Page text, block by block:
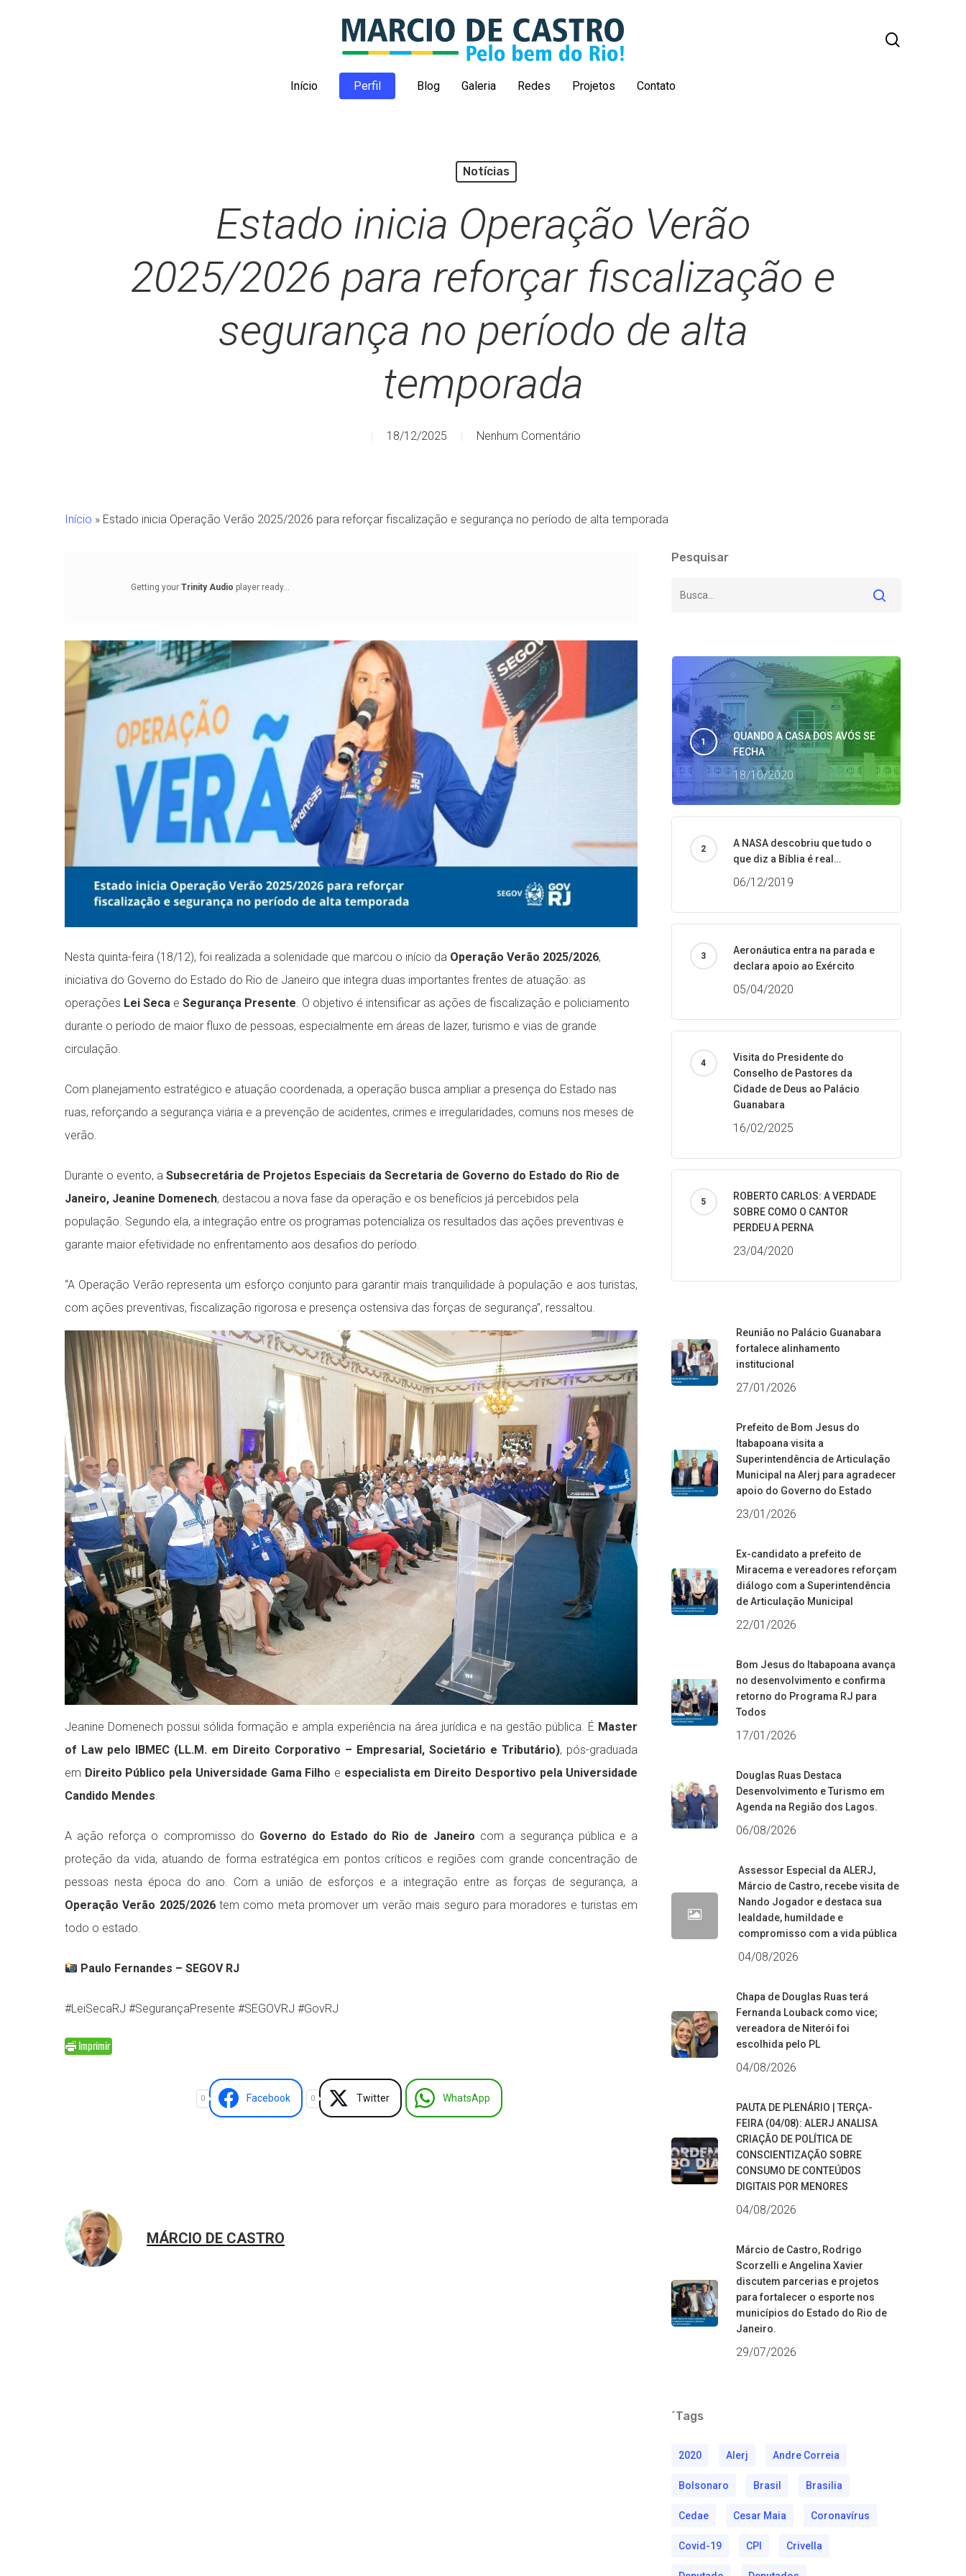
Início Perfil Blog Galeria Redes Projetos Contato
Notícias
Estado inicia Operação Verão
2025/2026 para reforçar fiscalização e
segurança no período de alta
temporada
18/12/2025 Nenhum Comentário
Início » Estado inicia Operação Verão 2025/2026 para reforçar fiscalização e segurança no período de alta temporada
Getting your Trinity Audio player ready...
Nesta quinta-feira (18/12), foi realizada a solenidade que marcou o início da Operação Verão 2025/2026,
iniciativa do Governo do Estado do Rio de Janeiro que integra duas importantes frentes de atuação: as
operações Lei Seca e Segurança Presente . O objetivo é intensificar as ações de fiscalização e policiamento
durante o período de maior fluxo de pessoas, especialmente em áreas de lazer, turismo e vias de grande
circulação.
Com planejamento estratégico e atuação coordenada, a operação busca ampliar a presença do Estado nas
ruas, reforçando a segurança viária e a prevenção de acidentes, crimes e irregularidades, comuns nos meses de
verão.
Durante o evento, a Subsecretária de Projetos Especiais da Secretaria de Governo do Estado do Rio de
Janeiro, Jeanine Domenech, destacou a nova fase da operação e os benefícios já percebidos pela
população. Segundo ela, a integração entre os programas potencializa os resultados das ações preventivas e
garante maior efetividade no enfrentamento aos desafios do período.
“A Operação Verão representa um esforço conjunto para garantir mais tranquilidade à população e aos turistas,
com ações preventivas, fiscalização rigorosa e presença ostensiva das forças de segurança”, ressaltou.
Jeanine Domenech possui sólida formação e ampla experiência na área jurídica e na gestão pública. É Master
of Law pelo IBMEC (LL.M. em Direito Corporativo – Empresarial, Societário e Tributário), pós-graduada
em Direito Público pela Universidade Gama Filho e especialista em Direito Desportivo pela Universidade
Candido Mendes.
A ação reforça o compromisso do Governo do Estado do Rio de Janeiro com a segurança pública e a
proteção da vida, atuando de forma estratégica em pontos críticos e regiões com grande concentração de
pessoas nesta época do ano. Com a união de esforços e a integração entre as forças de segurança, a
Operação Verão 2025/2026tem como meta promover um verão mais seguro para moradores e turistas em
todo o estado.
Paulo Fernandes – SEGOV RJ
#LeiSecaRJ #SegurançaPresente #SEGOVRJ #GovRJ
0 Facebook 0 Twitter WhatsApp
MÁRCIO DE CASTRO
Pesquisar
QUANDO A CASA DOS AVÓS SE
FECHA
18/10/2020
A NASA descobriu que tudo o
que diz a Bíblia é real…
06/12/2019
Aeronáutica entra na parada e
declara apoio ao Exército
05/04/2020
Visita do Presidente do
Conselho de Pastores da
Cidade de Deus ao Palácio
Guanabara
16/02/2025
ROBERTO CARLOS: A VERDADE
SOBRE COMO O CANTOR
PERDEU A PERNA
23/04/2020
Reunião no Palácio Guanabara
fortalece alinhamento
institucional
27/01/2026
Prefeito de Bom Jesus do
Itabapoana visita a
Superintendência de Articulação
Municipal na Alerj para agradecer
apoio do Governo do Estado
23/01/2026
Ex-candidato a prefeito de
Miracema e vereadores reforçam
diálogo com a Superintendência
de Articulação Municipal
22/01/2026
Bom Jesus do Itabapoana avança
no desenvolvimento e confirma
retorno do Programa RJ para
Todos
17/01/2026
Douglas Ruas Destaca
Desenvolvimento e Turismo em
Agenda na Região dos Lagos.
06/08/2026
Assessor Especial da ALERJ,
Márcio de Castro, recebe visita de
Nando Jogador e destaca sua
lealdade, humildade e
compromisso com a vida pública
04/08/2026
Chapa de Douglas Ruas terá
Fernanda Louback como vice;
vereadora de Niterói foi
escolhida pelo PL
04/08/2026
PAUTA DE PLENÁRIO | TERÇA-
FEIRA (04/08): ALERJ ANALISA
CRIAÇÃO DE POLÍTICA DE
CONSCIENTIZAÇÃO SOBRE
CONSUMO DE CONTEÚDOS
DIGITAIS POR MENORES
04/08/2026
Márcio de Castro, Rodrigo
Scorzelli e Angelina Xavier
discutem parcerias e projetos
para fortalecer o esporte nos
municípios do Estado do Rio de
Janeiro.
29/07/2026
´Tags
2020 Alerj Andre Correia
Bolsonaro Brasil Brasilia
Cedae Cesar Maia Coronavírus
Covid-19 CPI Crivella